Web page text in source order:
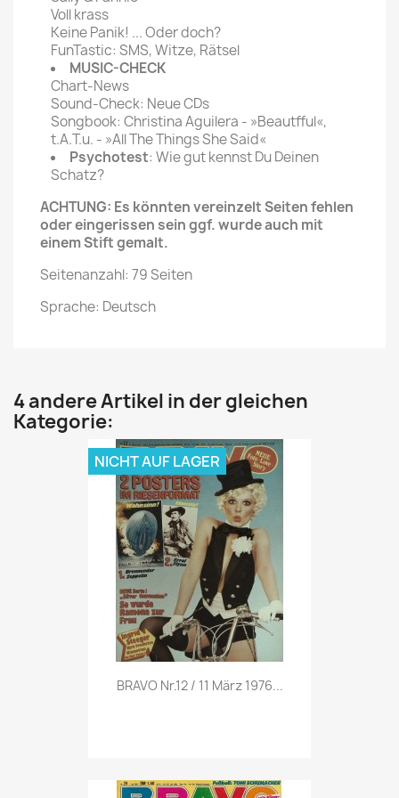
Voll krass
Keine Panik! ... Oder doch?
FunTastic: SMS, Witze, Rätsel
MUSIC-CHECK
Chart-News
Sound-Check: Neue CDs
Songbook: Christina Aguilera - »Beautfful«,
t.A.T.u. - »All The Things She Said«
Psychotest: Wie gut kennst Du Deinen
Schatz?
ACHTUNG: Es könnten vereinzelt Seiten fehlen
oder eingerissen sein ggf. wurde auch mit
einem Stift gemalt.
Seitenanzahl: 79 Seiten
Sprache: Deutsch
4 andere Artikel in der gleichen
Kategorie:
Vorschau
BRAVO Nr.12 / 11 März 1976...
NICHT AUF LAGER